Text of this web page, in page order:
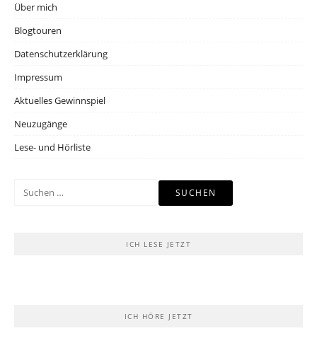
Über mich
Blogtouren
Datenschutzerklärung
Impressum
Aktuelles Gewinnspiel
Neuzugänge
Lese- und Hörliste
Suchen
ICH LESE JETZT
ICH HÖRE JETZT